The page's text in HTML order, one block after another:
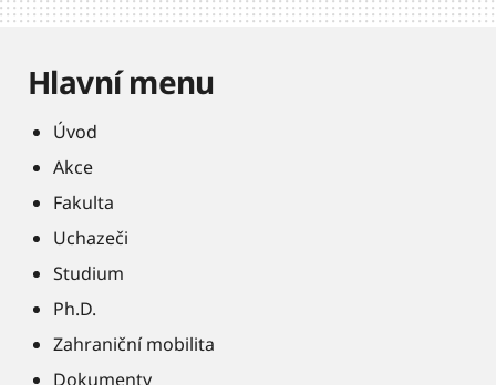
Hlavní menu
Úvod
Akce
Fakulta
Uchazeči
Studium
Ph.D.
Zahraniční mobilita
Dokumenty